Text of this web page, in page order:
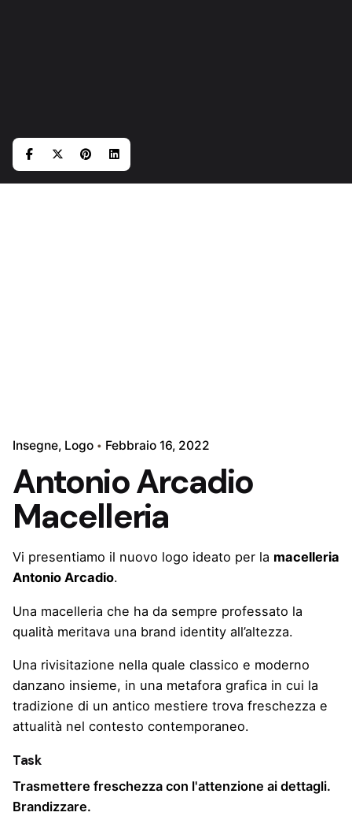
Insegne Logo Febbraio 16, 2022
Antonio Arcadio
Macelleria
Vi presentiamo il nuovo logo ideato per la macelleria
Antonio Arcadio.
Una macelleria che ha da sempre professato la
qualità meritava una brand identity all’altezza.
Una rivisitazione nella quale classico e moderno
danzano insieme, in una metafora grafica in cui la
tradizione di un antico mestiere trova freschezza e
attualità nel contesto contemporaneo.
Task
Trasmettere freschezza con l'attenzione ai dettagli.
Brandizzare.